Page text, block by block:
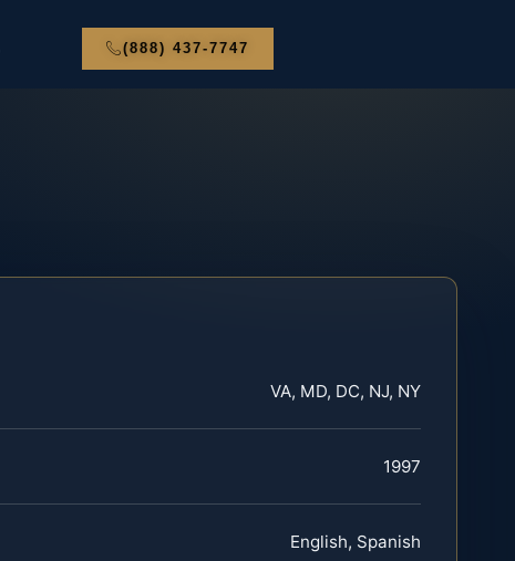
(888) 437-7747
VA, MD, DC, NJ, NY
1997
English, Spanish